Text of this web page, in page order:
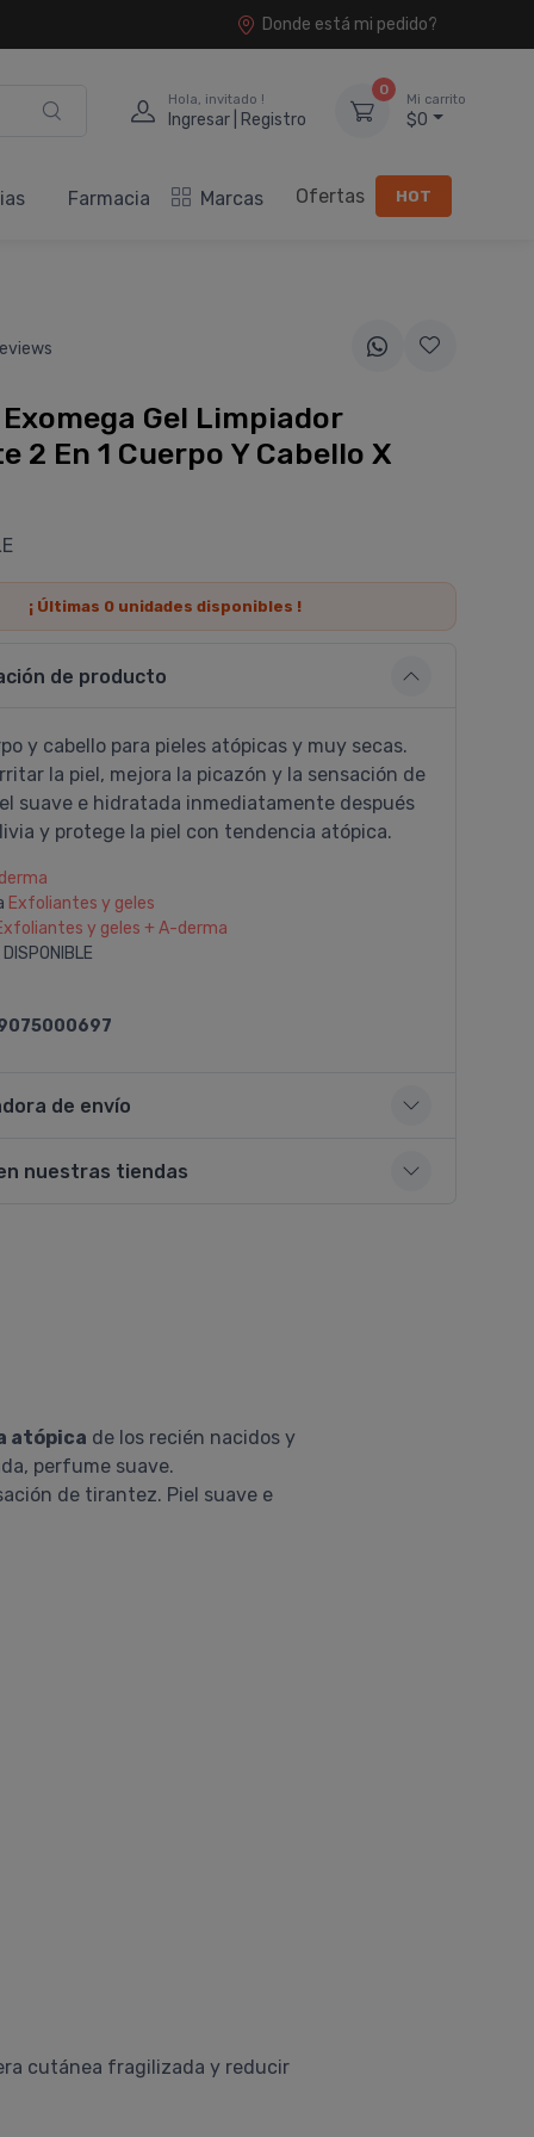
Donde está mi pedido?
Hola, invitado !
Ingresar | Registro
0
Mi carrito
$0
Farmacia Marcas Ofertas HOT
Gel Limpiador
2 En 1 Cuerpo Y Cabello X
¡ Últimas 0 unidades disponibles !
de producto
y cabello para pieles atópicas y muy secas.
la piel, mejora la picazón y la sensación de
suave e hidratada inmediatamente después
y protege la piel con tendencia atópica.
Exfoliantes y geles
y geles + A-derma
DISPONIBLE
de envío
nuestras tiendas
atópica de los recién nacidos y
perfume suave.
de tirantez. Piel suave e
cutánea fragilizada y reducir